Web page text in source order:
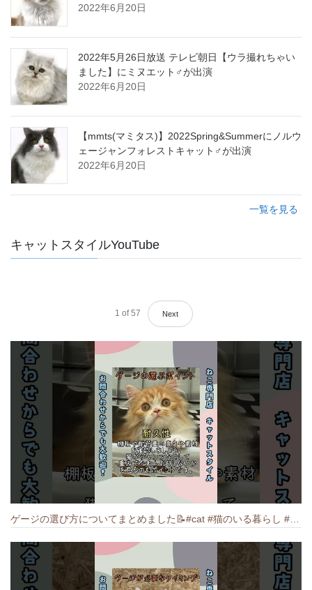
2022年6月20日
2022年5月26日放送 テレビ朝日【ウラ撮れちゃい
ました】にミヌエット♂が出演
2022年6月20日
【mmts(マミタス)】2022Spring&Summerにノルウ
ェージャンフォレストキャット♂が出演
2022年6月20日
一覧を見る
キャットスタイルYouTube
1 of 57 Next